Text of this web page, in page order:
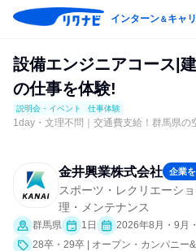
インターン＆キャ
設備エンジニアコース|
の仕事を体験!
説明会・イベント 仕事体験
1day・文理不問｜交通費支給！群馬県の
金井興業株式会社 企業
スポーツ・レクリエーシ
理・メンテナンス
群馬県 1日
2026年8月・9月
28卒・29卒 | オープン・カンパニー